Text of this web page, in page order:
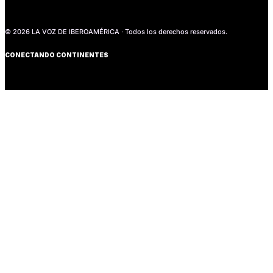
© 2026 LA VOZ DE IBEROAMÉRICA · Todos los derechos reservados.
CONECTANDO CONTINENTES